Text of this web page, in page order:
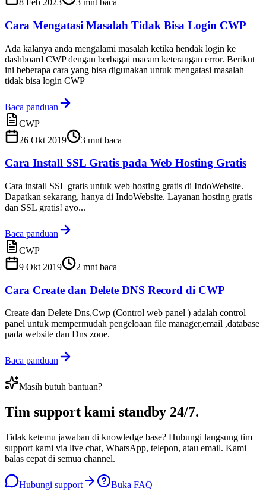
8 Feb 2023 3 mnt baca
Cara Mengatasi Masalah Tidak Bisa Login CWP
Ada kalanya anda mengalami masalah ketika hendak login ke
dashboard CWP dengan berbagai macam keterangan error. Berikut
ini beberapa cara yang bisa digunakan untuk mengatasi masalah
tidak bisa login CWP
Baca panduan
CWP
26 Okt 2019
3 mnt baca
Cara Install SSL Gratis pada Web Hosting Gratis
Cara install SSL gratis untuk web hosting gratis di IndoWebsite.
Dapatkan sekarang, hanya di IndoWebsite. Layanan hosting gratis
dan SSL gratis! ayo...
Baca panduan
CWP
9 Okt 2019
2 mnt baca
Cara Create dan Delete DNS Record di CWP
Create dan Delete Dns,Cwp (Control web panel ) adalah control
panel untuk mempermudah pengeloaan file manager,email ,database
pada website dan Dns zone.
Baca panduan
Masih butuh bantuan?
Tim support kami standby 24/7.
Tidak ketemu jawaban di knowledge base? Hubungi langsung tim
support kami via live chat, WhatsApp, telepon, atau email. Kami
balas cepat di semua channel.
Hubungi support Buka FAQ